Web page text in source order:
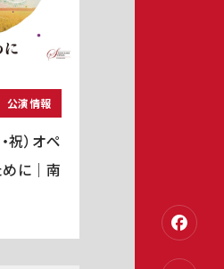
公演情報
祝）オペ
めに｜南